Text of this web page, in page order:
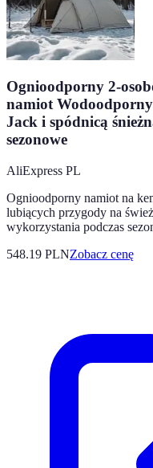
Ognioodporny 2-
namiot
Jack i spódnicą
sezonowe
AliExpress PL
Ognioodporny namiot na
lubiących przygody na
wykorzystania podczas
548.19 PLNZobacz cenę